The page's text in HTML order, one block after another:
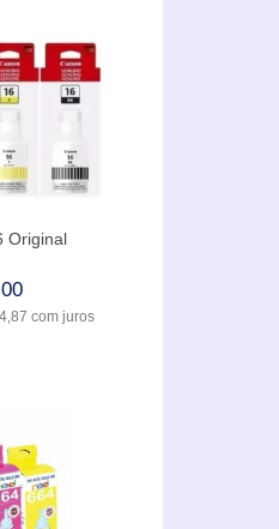
Original
com juros